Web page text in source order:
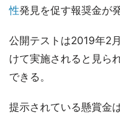
性発見を促す報奨金が
公開テストは2019年2
けて実施されると見ら
できる。
提示されている懸賞金